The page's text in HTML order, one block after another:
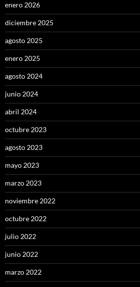
enero 2026
diciembre 2025
agosto 2025
enero 2025
agosto 2024
junio 2024
abril 2024
octubre 2023
agosto 2023
mayo 2023
marzo 2023
noviembre 2022
octubre 2022
julio 2022
junio 2022
marzo 2022